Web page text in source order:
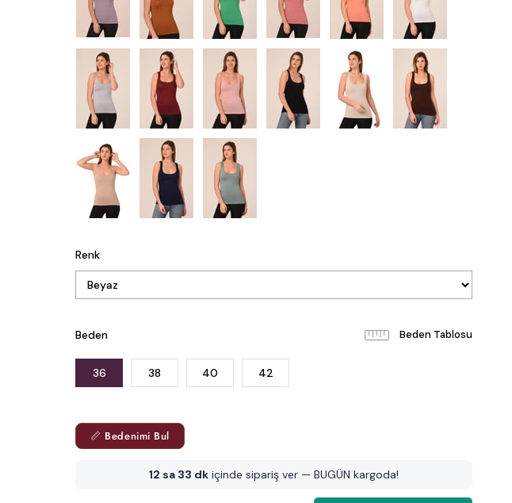
Renk
Beden Beden Tablosu
36 38 40 42
📏 Bedenimi Bul
12 sa 33 dk içinde sipariş ver — BUGÜN kargoda!